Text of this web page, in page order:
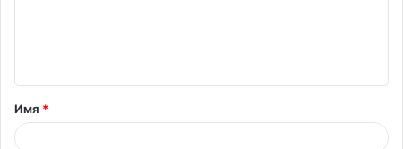
т
а
Имя *